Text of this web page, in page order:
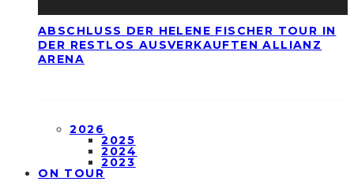
ABSCHLUSS DER HELENE FISCHER TOUR IN
DER RESTLOS AUSVERKAUFTEN ALLIANZ
ARENA
2026
2025
2024
2023
ON TOUR